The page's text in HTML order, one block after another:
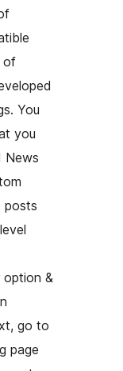
of
You
you
News
posts
option &
go to
page